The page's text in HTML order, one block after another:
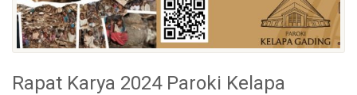
Rapat Karya 2024 Paroki Kelapa